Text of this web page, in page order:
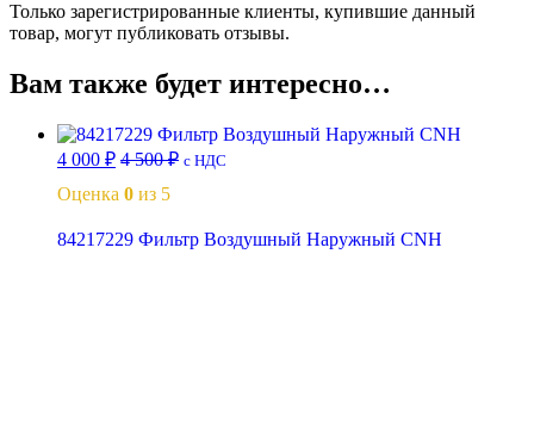
Только зарегистрированные клиенты, купившие данный
товар, могут публиковать отзывы.
Вам также будет интересно…
4 000 ₽ 4 500₽ с НДС
Оценка 0 из 5
84217229 Фильтр Воздушный Наружный CNH